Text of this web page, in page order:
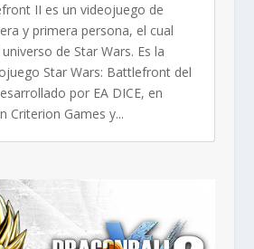
II es un videojuego de
y primera persona, el cual
de Star Wars. Es la
Star Wars: Battlefront del
por EA DICE, en
Criterion Games y...